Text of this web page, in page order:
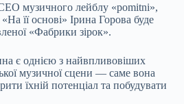
музичного лейблу «pomitni»,
її основі» Ірина Горова буде
«Фабрики зірок».
є однією з найвпливовіших
музичної сцени — саме вона
їхній потенціал та побудувати